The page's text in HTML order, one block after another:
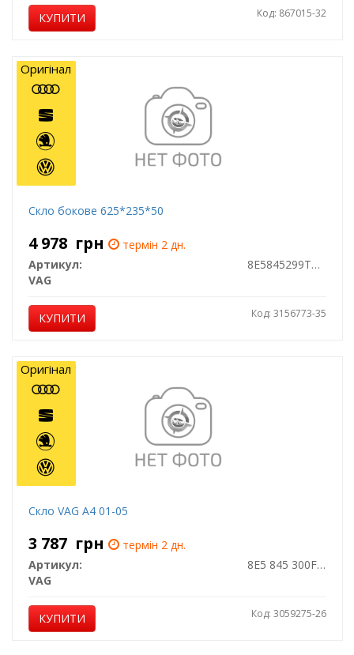
КУПИТИ Код: 867015-32
Скло бокове 625*235*50
4 978 грн
термін 2 дн.
Артикул:
8E5845299TNVB
VAG
КУПИТИ Код: 3156773-35
Оригінал
Скло VAG A4 01-05
3 787 грн
термін 2 дн.
Артикул:
8E5 845 300F NVB
VAG
КУПИТИ Код: 3059275-26
Оригінал